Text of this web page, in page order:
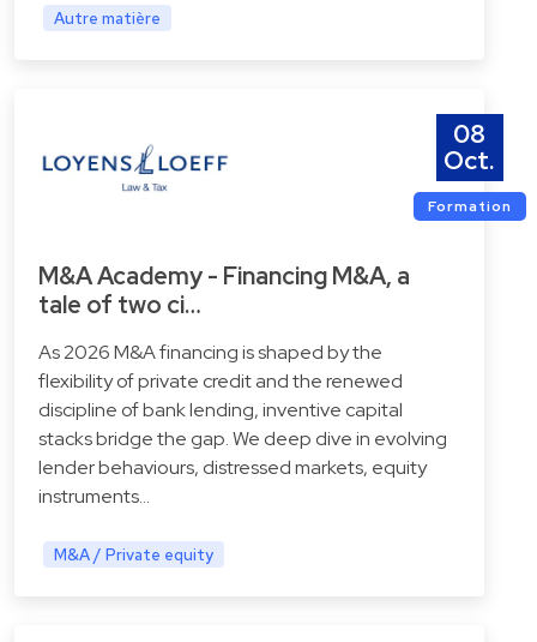
Autre matière
08
Oct.
Formation
M&A Academy - Financing M&A, a
tale of two ci…
As 2026 M&A financing is shaped by the
flexibility of private credit and the renewed
discipline of bank lending, inventive capital
stacks bridge the gap. We deep dive in evolving
lender behaviours, distressed markets, equity
instruments…
M&A / Private equity